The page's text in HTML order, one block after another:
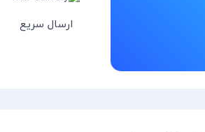
ارسال سریع